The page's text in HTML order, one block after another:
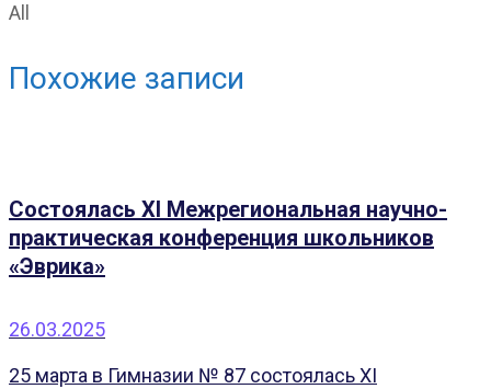
All
Похожие записи
Состоялась XI Межрегиональная научно-
практическая конференция школьников
«Эврика»
26.03.2025
25 марта в Гимназии № 87 состоялась XI